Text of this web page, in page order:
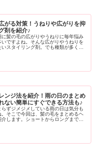
がる対策！うねりや広がりを抑
剤を紹介♪
に髪の毛の広がりやうねりに毎年悩み
ですよね。そんな広がりやうねりを
スタイリング剤。でも種類が多くて
スタイリング剤を紹介します。
ンジ法を紹介！雨の日のまとめ
ない簡単にすぐできる方法も♪
ずジメジメしている雨の日は気分も
。そこで今回は、髪の毛をまとめるヘ
します。ショートからロングまで髪
ださいね。